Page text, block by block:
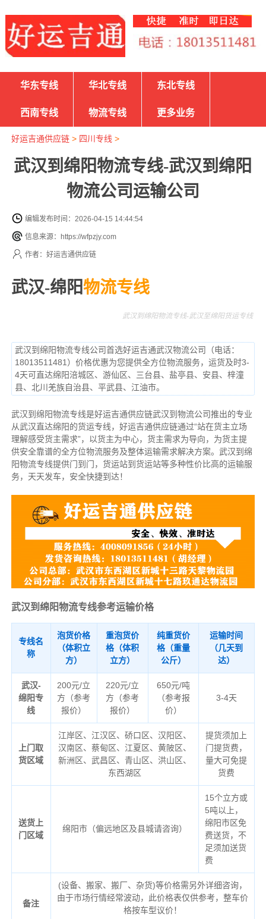
华东专线 华北专线 东北专线
西南专线 物流专线 更多业务
好运吉通供应链> 四川专线 >
武汉到绵阳物流专线-武汉到绵阳
物流公司运输公司
编辑发布时间：2026-04-15 14:44:54
信息来源：https://wfpzjy.com
作者：好运吉通供应链
武汉-绵阳物流专线
武汉到绵阳物流专线-武汉至绵阳货运专线
武汉到绵阳物流专线公司首选好运吉通武汉物流公司（电话：
18013511481）价格优惠为您提供全方位物流服务，运货及时3-
4天可直达绵阳涪城区、游仙区、三台县、盐亭县、安县、梓潼
县、北川羌族自治县、平武县、江油市。
武汉到绵阳物流专线是好运吉通供应链武汉到物流公司推出的专业
从武汉直达绵阳的货运专线，好运吉通供应链通过“站在货主立场
理解感受货主需求”，以货主为中心，货主需求为导向，为货主提
供安全靠谱的全方位物流服务及整体运输需求解决方案。武汉到绵
阳物流专线提供门到门，货运站到货运站等多种性价比高的运输服
务，天天发车，安全快捷到达！
武汉到绵阳物流专线参考运输价格
专线名
称
泡货价格
（体积立
方）
重泡货价
格（体积
立方）
纯重货价
格（重量
公斤）
运输时间
（几天到
达）
武汉-
绵阳专
线
200元/立
方（参考
报价）
220元/立
方（参考
报价）
650元/吨
（参考报
价）
3-4天
上门取
货区域
江岸区、江汉区、硚口区、汉阳区、
汉南区、蔡甸区、江夏区、黄陂区、
新洲区、武昌区、青山区、洪山区、
东西湖区
提货须加上
门提货费，
量大可免提
货费
送货上
门区域
绵阳市（偏远地区及县城请咨询）
15个立方或
5吨以上，
绵阳市区免
费送货，不
足须加送货
费
备注
(设备、搬家、搬厂、杂货)等价格需另外详细咨询，
由于市场行情经常波动，此价格表仅供参考，整车价
格按车型议价！